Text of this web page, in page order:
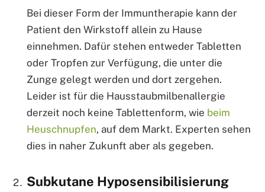
Bei dieser Form der Immuntherapie kann der
Patient den Wirkstoff allein zu Hause
einnehmen. Dafür stehen entweder Tabletten
oder Tropfen zur Verfügung, die unter die
Zunge gelegt werden und dort zergehen.
Leider ist für die Hausstaubmilbenallergie
derzeit noch keine Tablettenform, wie beim
Heuschnupfen, auf dem Markt. Experten sehen
dies in naher Zukunft aber als gegeben.
Subkutane Hyposensibilisierung